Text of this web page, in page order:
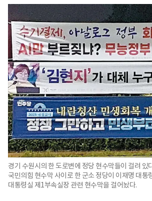
경기 수원시의 한 도로변에 정당 현수막들이 걸려 있
국민의힘 현수막 사이로 한 군소 정당이 이재명 대통
대통령실 제1부속실장 관련 현수막을 걸어놨다.